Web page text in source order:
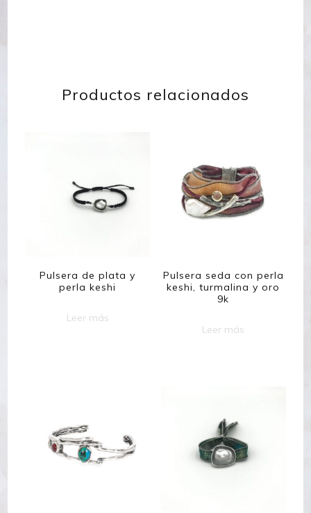
Productos relacionados
Pulsera de plata y
perla keshi
Leer más
Pulsera seda con perla
keshi, turmalina y oro
9k
Leer más